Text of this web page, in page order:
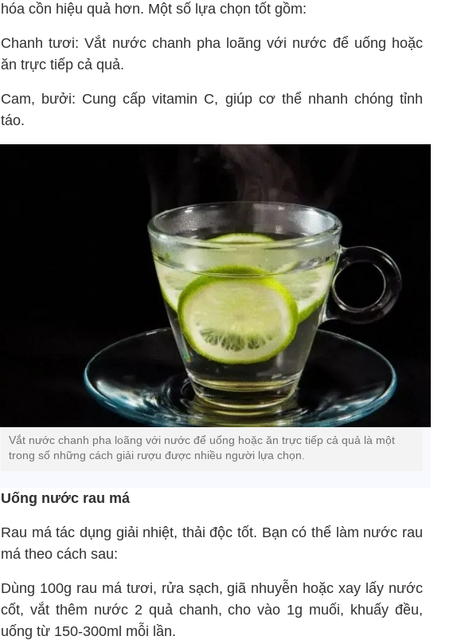
hóa cồn hiệu quả hơn. Một số lựa chọn tốt gồm:
Chanh tươi: Vắt nước chanh pha loãng với nước để uống hoặc
ăn trực tiếp cả quả.
Cam, bưởi: Cung cấp vitamin C, giúp cơ thể nhanh chóng tỉnh
táo.
Vắt nước chanh pha loãng với nước để uống hoặc ăn trực tiếp cả quả là một
trong số những cách giải rượu được nhiều người lựa chọn.
Uống nước rau má
Rau má tác dụng giải nhiệt, thải độc tốt. Bạn có thể làm nước rau
má theo cách sau:
Dùng 100g rau má tươi, rửa sạch, giã nhuyễn hoặc xay lấy nước
cốt, vắt thêm nước 2 quả chanh, cho vào 1g muối, khuấy đều,
uống từ 150-300ml mỗi lần.